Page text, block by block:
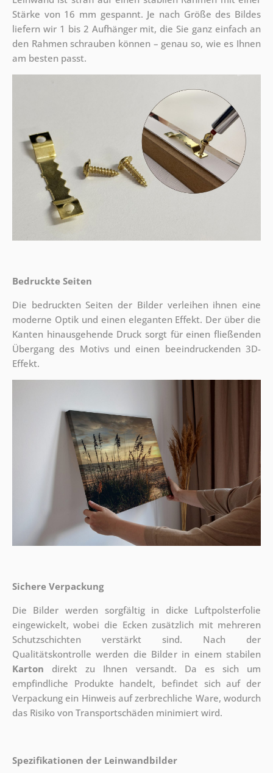
Stärke von 16 mm gespannt. Je nach Größe des Bildes
liefern wir 1 bis 2 Aufhänger mit, die Sie ganz einfach an
den Rahmen schrauben können – genau so, wie es Ihnen
am besten passt.
Bedruckte Seiten
Die bedruckten Seiten der Bilder verleihen ihnen eine
moderne Optik und einen eleganten Effekt. Der über die
Kanten hinausgehende Druck sorgt für einen fließenden
Übergang des Motivs und einen beeindruckenden 3D-
Effekt.
Sichere Verpackung
Die Bilder werden sorgfältig in dicke Luftpolsterfolie
eingewickelt, wobei die Ecken zusätzlich mit mehreren
Schutzschichten verstärkt sind. Nach der
Qualitätskontrolle werden die Bilder in einem stabilen
Karton direkt zu Ihnen versandt. Da es sich um
empfindliche Produkte handelt, befindet sich auf der
Verpackung ein Hinweis auf zerbrechliche Ware, wodurch
das Risiko von Transportschäden minimiert wird.
Spezifikationen der Leinwandbilder